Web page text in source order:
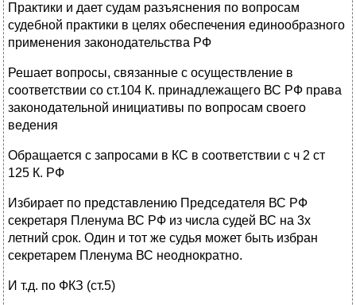
Практики и дает судам разъяснения по вопросам
судебной практики в целях обеспечения единообразного
применения законодательства РФ
Решает вопросы, связанные с осуществление в
соответствии со ст.104 К. принадлежащего ВС РФ права
законодательной инициативы по вопросам своего
ведения
Обращается с запросами в КС в соответствии с ч 2 ст
125 К. РФ
Избирает по представлению Председателя ВС РФ
секретаря Пленума ВС РФ из числа судей ВС на 3х
летний срок. Один и тот же судья может быть избран
секретарем Пленума ВС неоднократно.
И т.д. по ФКЗ (ст.5)